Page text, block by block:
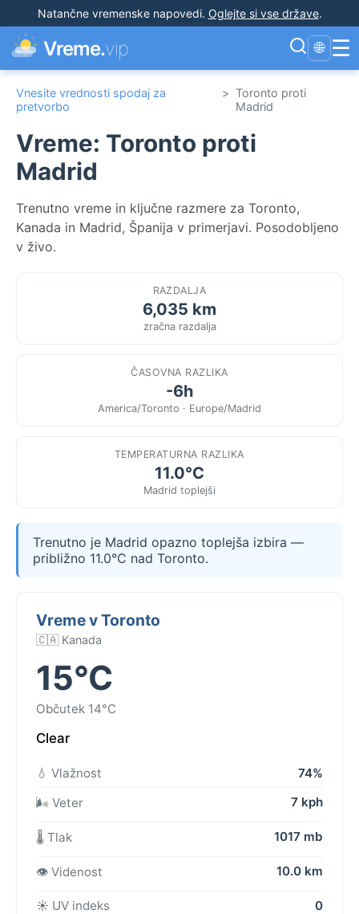
Natančne vremenske napovedi. Oglejte si vse države.
Vreme.vip 🌐 ☰
Vnesite vrednosti spodaj za
pretvorbo
> Toronto proti
Madrid
Vreme: Toronto proti
Madrid
Trenutno vreme in ključne razmere za Toronto,
Kanada in Madrid, Španija v primerjavi. Posodobljeno
v živo.
RAZDALJA
6,035 km
zračna razdalja
ČASOVNA RAZLIKA
-6h
America/Toronto · Europe/Madrid
TEMPERATURNA RAZLIKA
11.0°C
Madrid toplejši
Trenutno je Madrid opazno toplejša izbira —
približno 11.0°C nad Toronto.
Vreme v Toronto
🇨🇦 Kanada
15°C
Občutek 14°C
Clear
💧 Vlažnost
74%
🌬️ Veter
7 kph
🌡️ Tlak 1017 mb
👁️ Videnost 10.0 km
☀️ UV indeks 0